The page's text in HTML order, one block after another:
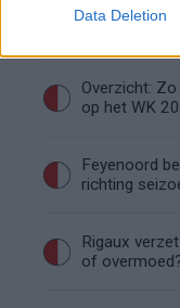
Data Deletion
Van
over zijn
Overzicht:
op het WK
Feyenoord
richting
Rigaux
of